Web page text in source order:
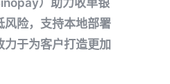
风险，支持本地部署
力于为客户打造更加